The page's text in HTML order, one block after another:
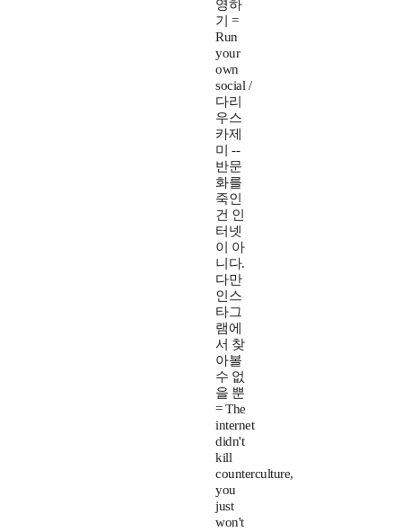
영하
기 =
Run
your
own
social /
다리
우스
카제
미 --
반문
화를
죽인
건 인
터넷
이 아
니다.
다만
인스
타그
램에
서 찾
아볼
수 없
을 뿐
= The
internet
didn't
kill
counterculture,
you
just
won't